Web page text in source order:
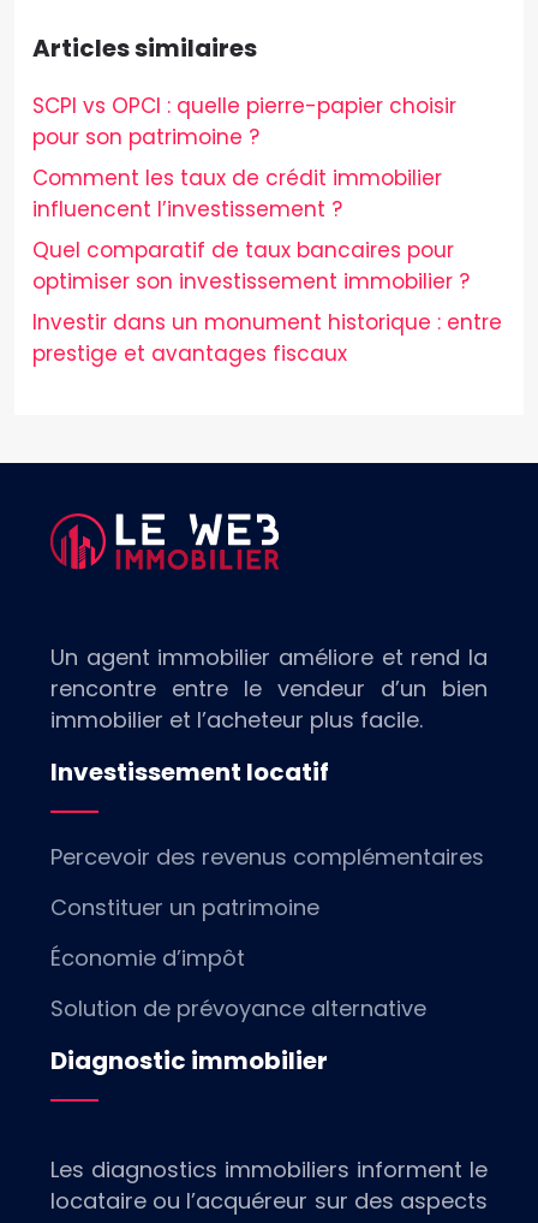
Articles similaires
SCPI vs OPCI : quelle pierre-papier choisir
pour son patrimoine ?
Comment les taux de crédit immobilier
influencent l’investissement ?
Quel comparatif de taux bancaires pour
optimiser son investissement immobilier ?
Investir dans un monument historique : entre
prestige et avantages fiscaux
Un agent immobilier améliore et rend la
rencontre entre le vendeur d’un bien
immobilier et l’acheteur plus facile.
Investissement locatif
Percevoir des revenus complémentaires
Constituer un patrimoine
Économie d’impôt
Solution de prévoyance alternative
Diagnostic immobilier
Les diagnostics immobiliers informent le
locataire ou l’acquéreur sur des aspects